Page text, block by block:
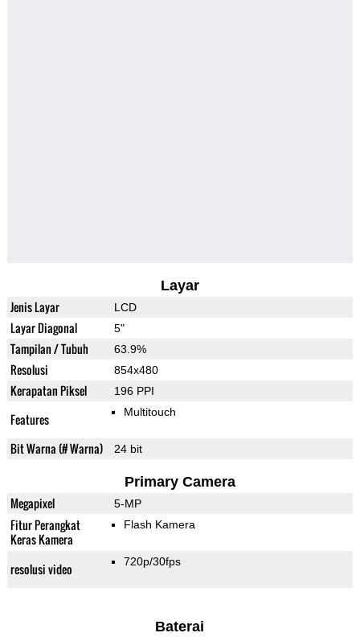
Layar
Jenis Layar LCD
Layar Diagonal 5"
Tampilan / Tubuh 63.9%
Resolusi 854x480
Kerapatan Piksel 196 PPI
Features Multitouch
Bit Warna (# Warna) 24 bit
Primary Camera
Megapixel 5-MP
Fitur Perangkat
Keras Kamera
Flash Kamera
resolusi video 720p/30fps
Baterai